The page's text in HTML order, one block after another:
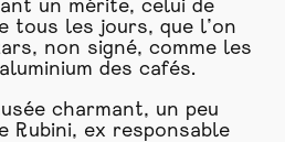
un mérite, celui de
tous les jours, que l’on
non signé, comme les
des cafés.
charmant, un peu
Rubini, ex responsable